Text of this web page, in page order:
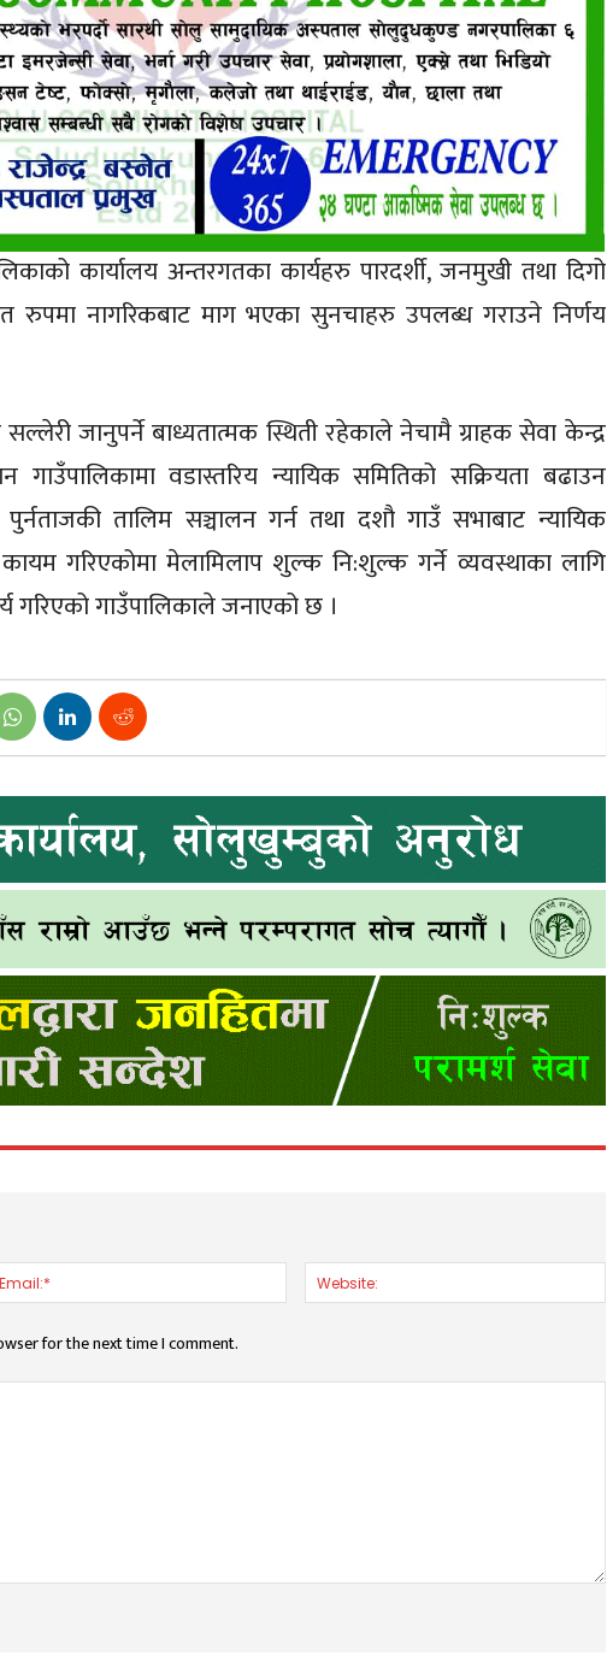
कार्यालय अन्तरगतका कार्यहरु पारदर्शी, जनमुखी तथा दिगो
रुपमा नागरिकबाट माग भएका सुनचाहरु उपलब्ध गराउने निर्णय
जानुपर्ने बाध्यतात्मक स्थिती रहेकाले नेचामै ग्राहक सेवा केन्द्र
वडास्तरिय न्यायिक समितिको सक्रियता बढाउन
पुर्नताजकी तालिम सञ्चालन गर्न तथा दशौ गाउँ सभाबाट न्यायिक
गरिएकोमा मेलामिलाप शुल्क नि:शुल्क गर्ने व्यवस्थाका लागि
गरिएको गाउँपालिकाले जनाएको छ ।
Email:*
for the next time I comment.